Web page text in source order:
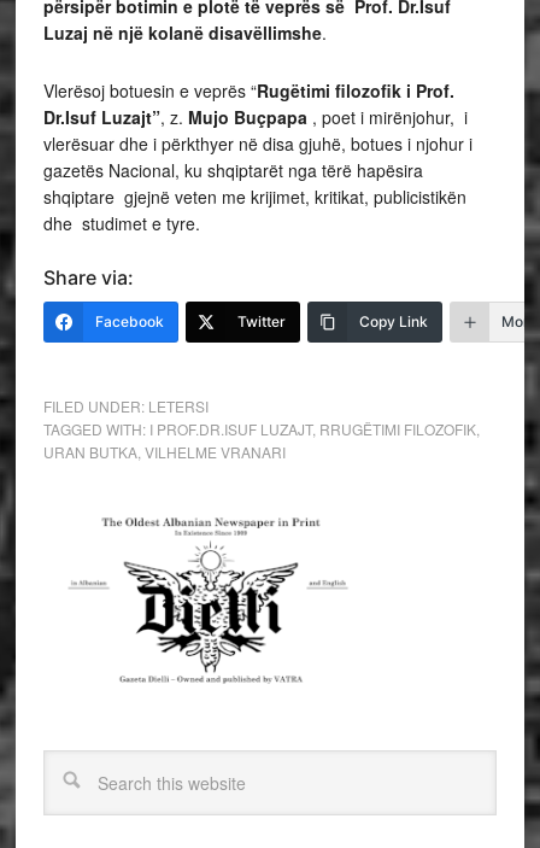
përsipër botimin e plotë të veprës së Prof. Dr.Isuf
Luzaj në një kolanë disavëllimshe.
Vlerësoj botuesin e veprës “Rugëtimi filozofik i Prof.
Dr.Isuf Luzajt”, z. Mujo Buçpapa, poet i mirënjohur, i
vlerësuar dhe i përkthyer në disa gjuhë, botues i njohur i
gazetës Nacional, ku shqiptarët nga tërë hapësira
shqiptare gjejnë veten me krijimet, kritikat, publicistikën
dhe studimet e tyre.
Share via:
Facebook Twitter Copy Link More
FILED UNDER: LETERSI
TAGGED WITH: I PROF.DR.ISUF LUZAJT, RRUGËTIMI FILOZOFIK,
URAN BUTKA, VILHELME VRANARI